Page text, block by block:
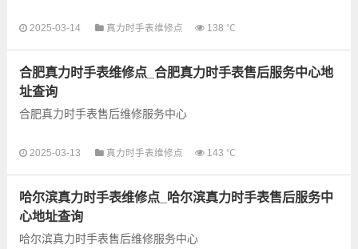
以下是古锋网为您整理的丽江真力时手表售后服务网点和优质维
2025-03-14 真力时手表维修点 138 ℃
合肥真力时手表维修点_合肥真力时手表售后服务中心地
址查询
合肥真力时手表售后维修服务中心
以下是古锋网为您整理的合肥真力时手表售后服务网点和优质维
2025-03-13 真力时手表维修点 143 ℃
哈尔滨真力时手表维修点_哈尔滨真力时手表售后服务中
心地址查询
哈尔滨真力时手表售后维修服务中心